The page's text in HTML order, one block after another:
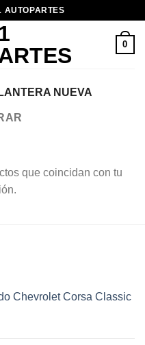
AUTOPARTES
0
NUEVA
que coincidan con tu
Chevrolet Corsa Classic